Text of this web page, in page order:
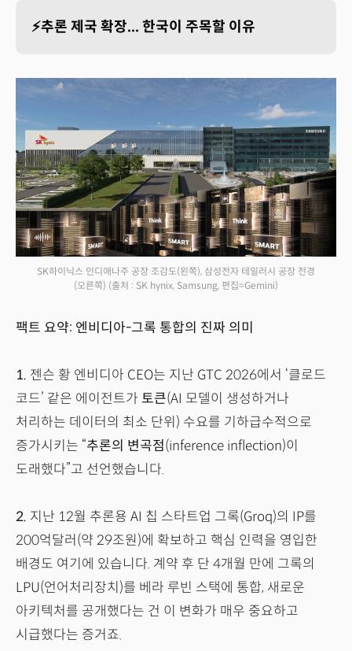
⚡추론 제국 확장... 한국이 주목할 이유
SK하이닉스 인디애나주 공장 조감도(왼쪽), 삼성전자 테일러시 공장 전경
(오른쪽) (출처 : SK hynix, Samsung, 편집=Gemini)
팩트 요약: 엔비디아-그록 통합의 진짜 의미
1. 젠슨 황 엔비디아 CEO는 지난 GTC 2026에서 ‘클로드
코드’ 같은 에이전트가 토큰(AI 모델이 생성하거나
처리하는 데이터의 최소 단위) 수요를 기하급수적으로
증가시키는 “추론의 변곡점(inference inflection)이
도래했다”고 선언했습니다.
2. 지난 12월 추론용 AI 칩 스타트업 그록(Groq)의 IP를
200억달러(약 29조원)에 확보하고 핵심 인력을 영입한
배경도 여기에 있습니다. 계약 후 단 4개월 만에 그록의
LPU(언어처리장치)를 베라 루빈 스택에 통합, 새로운
아키텍처를 공개했다는 건 이 변화가 매우 중요하고
시급했다는 증거죠.